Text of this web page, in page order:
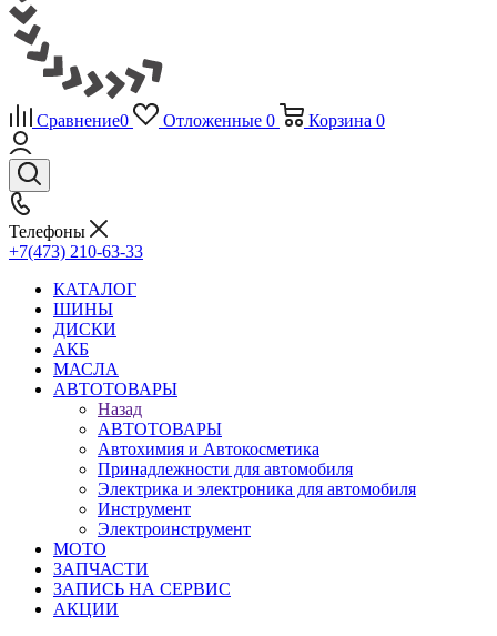
Сравнение0 Отложенные 0 Корзина 0
Телефоны
+7(473) 210-63-33
КАТАЛОГ
ШИНЫ
ДИСКИ
АКБ
МАСЛА
АВТОТОВАРЫ
Назад
АВТОТОВАРЫ
Автохимия и Автокосметика
Принадлежности для автомобиля
Электрика и электроника для автомобиля
Инструмент
Электроинструмент
МОТО
ЗАПЧАСТИ
ЗАПИСЬ НА СЕРВИС
АКЦИИ